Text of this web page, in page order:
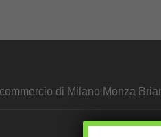
di Milano Monza